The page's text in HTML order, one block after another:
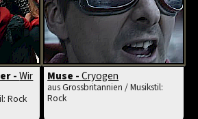
-Wir
Rock
Muse -Cryogen
aus Grossbritannien / Musikstil:
Rock